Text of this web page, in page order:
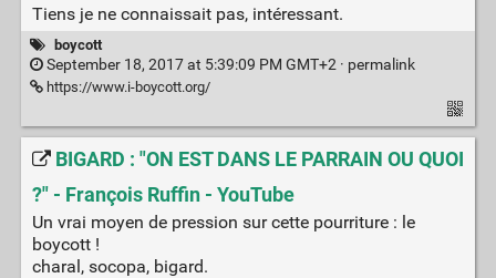
Tiens je ne connaissait pas, intéressant.
boycott
September 18, 2017 at 5:39:09 PM GMT+2 · permalink
https://www.i-boycott.org/
BIGARD : "ON EST DANS LE PARRAIN OU QUOI
?" - François Ruffin - YouTube
Un vrai moyen de pression sur cette pourriture : le
boycott !
charal, socopa, bigard.